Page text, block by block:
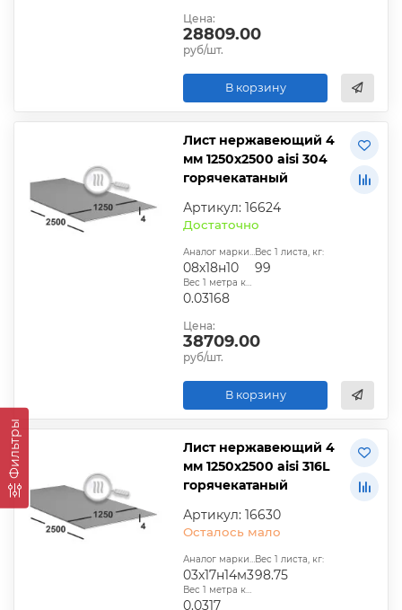
Фильтры
Цена:
28809.00
руб/шт.
В корзину
Лист нержавеющий 4
мм 1250х2500 aisi 304
горячекатаный
Артикул: 16624
Достаточно
Аналог марки стали:
08х18н10
Вес 1 листа, кг:
99
Вес 1 метра квадратного, т:
0.03168
Цена:
38709.00
руб/шт.
В корзину
Лист нержавеющий 4
мм 1250х2500 aisi 316L
горячекатаный
Артикул: 16630
Осталось мало
Аналог марки стали:
03х17н14м3
Вес 1 листа, кг:
98.75
Вес 1 метра квадратного, т:
0.0317